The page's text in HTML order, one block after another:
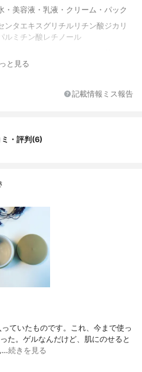
・美容液・乳液・クリーム・パック
ンタエキスグリチルリチン酸ジカリ
ルミチン酸レチノール
、精製水、パルミチン酸レチノー
ド F、油溶性甘草エキス(2)、天然ビ
、N-ステアロイルジヒドロスフィン
ニルポリシロキサン、ミリスチン酸
トリウム、クエン酸ナトリウム、1,3-
ングリコール、架橋型メチルフェニ
シロキサン(2)、架橋型ポリエーテル
リコーン混合物、PEG-9 ポリジメチ
キシエチル ジメチコン、ポリオキシ
ン・メチルポリシロキサン共重合
イト、ベヘニルアルコール、ペンタ
ナトリウム、エタノール、フェノキ
ノール、パラオキシ安息香酸メチ
リセリンモノ2-エチルヘキシルエー
と見る
記載情報ミス報告
ミ・評判(6)
ていたものです。これ、今まで使っ
た。ゲルなんだけど、肌にのせると
…続きを見る